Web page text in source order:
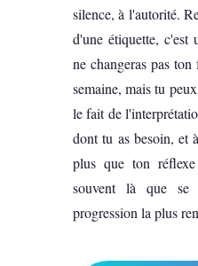
silence, à l'autorité.
d'une étiquette,
ne changeras pas
semaine, mais tu
le fait de
dont tu as besoin, et
plus que ton
souvent là que
progression la plus